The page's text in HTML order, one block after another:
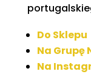
Do Sklepu
Na Grupę
Na